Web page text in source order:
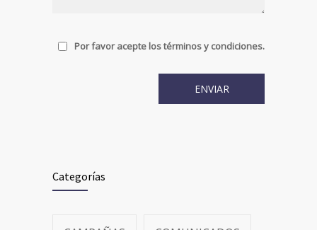
Por favor acepte los términos y condiciones.
Categorías